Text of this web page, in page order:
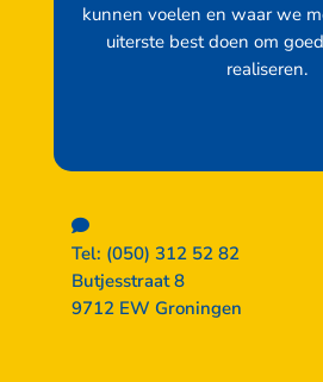
kunnen voelen en waar we
uiterste best doen om
realiseren.
Tel: (050) 312 52 82
Butjesstraat 8
9712 EW Groningen